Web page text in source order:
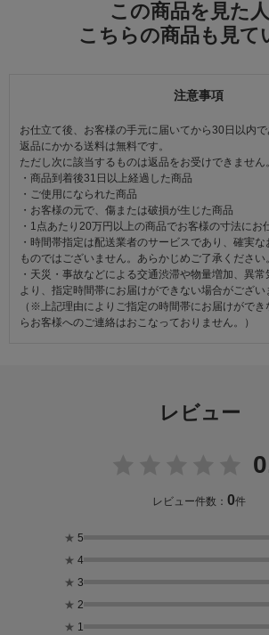
この商品を見た
こちらの商品も見て
注意事項
お仕立て後、お客様の手元に届いてから30日以内で
返品にかかる送料は無料です。
ただし次に該当するものは返品をお受けできません。
・商品到着後31日以上経過した商品
・ご使用になられた商品
・お客様の元で、傷または破損が生じた商品
・1点あたり20万円以上の商品でお客様の寸法にお
・時間帯指定は配送業者のサービスであり、確実
ものではございません。あらかじめご了承ください。
・天災・事故などによる交通渋滞や物量増加、異
より、指定時間帯にお届けができない場合がござい
（※上記理由によりご指定の時間帯にお届けがで
らお客様へのご連絡はおこなっておりません。）
レビュー
レビュー件数：0件
★ 5
★ 4
★ 3
★ 2
★ 1